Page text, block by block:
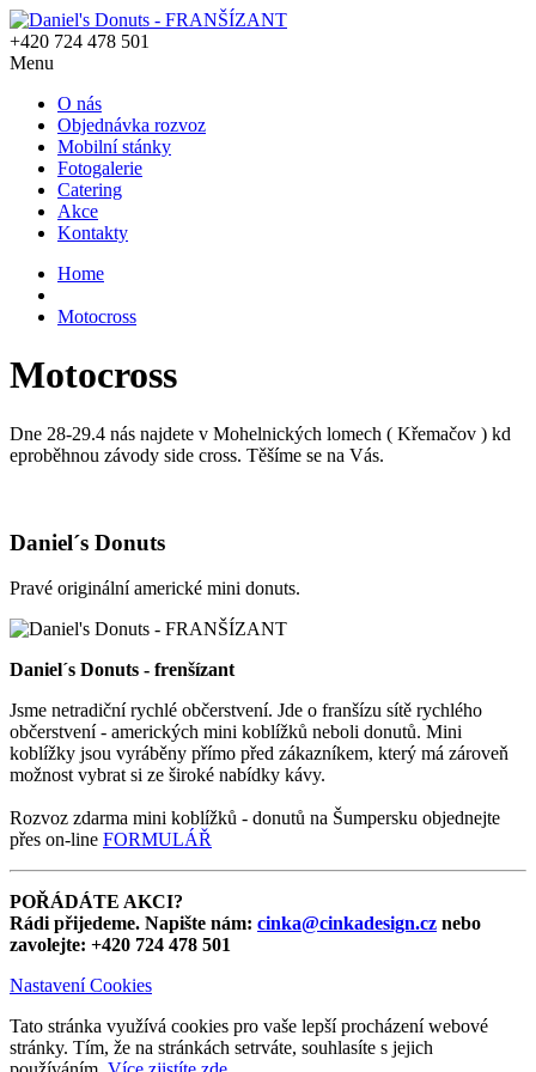
+420 724 478 501
Menu
O nás
Objednávka rozvoz
Mobilní stánky
Fotogalerie
Catering
Akce
Kontakty
Home
Motocross
Motocross
Dne 28-29.4 nás najdete v Mohelnických lomech ( Křemačov ) kd
eproběhnou závody side cross. Těšíme se na Vás.
Daniel´s Donuts
Pravé originální americké mini donuts.
Daniel´s Donuts - frenšízant
Jsme netradiční rychlé občerstvení. Jde o franšízu sítě rychlého
občerstvení - amerických mini koblížků neboli donutů. Mini
koblížky jsou vyráběny přímo před zákazníkem, který má zároveň
možnost vybrat si ze široké nabídky kávy.
Rozvoz zdarma mini koblížků - donutů na Šumpersku objednejte
přes on-line FORMULÁŘ
POŘÁDÁTE AKCI?
Rádi přijedeme. Napište nám: cinka@cinkadesign.cz nebo
zavolejte: +420 724 478 501
Nastavení Cookies
Tato stránka využívá cookies pro vaše lepší procházení webové
stránky. Tím, že na stránkách setrváte, souhlasíte s jejich